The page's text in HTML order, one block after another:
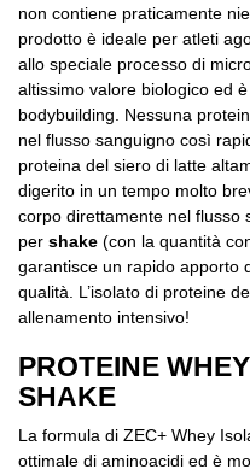
non contiene praticamente
prodotto è ideale per atleti
allo speciale processo di
altissimo valore biologico ed
bodybuilding. Nessuna
nel flusso sanguigno così
proteina del siero di latte
digerito in un tempo molto
corpo direttamente nel flusso
per shake (con la quantità
garantisce un rapido apporto
qualità. L’isolato di proteine
allenamento intensivo!
PROTEINE
SHAKE
La formula di ZEC+ Whey
ottimale di aminoacidi ed è